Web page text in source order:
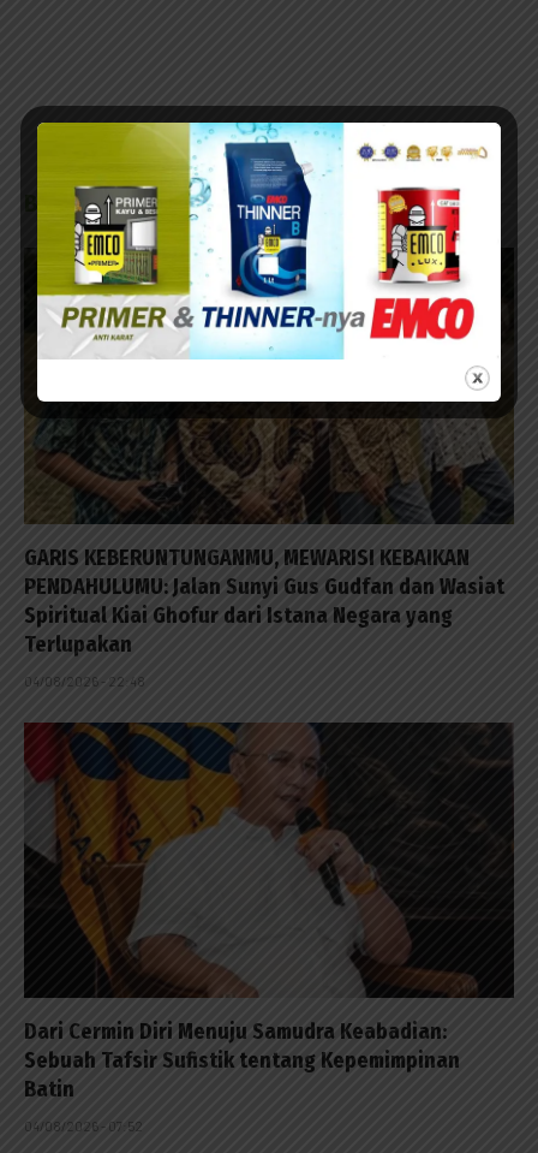
BERITA TERKAIT
GARIS KEBERUNTUNGANMU, MEWARISI KEBAIKAN
PENDAHULUMU: Jalan Sunyi Gus Gudfan dan Wasiat
Spiritual Kiai Ghofur dari Istana Negara yang
Terlupakan
04/08/2026 - 22:48
Dari Cermin Diri Menuju Samudra Keabadian:
Sebuah Tafsir Sufistik tentang Kepemimpinan
Batin
04/08/2026 - 07:52